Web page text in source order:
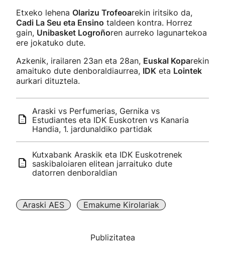
Etxeko lehena Olarizu Trofeoarekin iritsiko da,
Cadi La Seu eta Ensino taldeen kontra. Horrez
gain, Unibasket Logroñoren aurreko lagunartekoa
ere jokatuko dute.
Azkenik, irailaren 23an eta 28an, Euskal Koparekin
amaituko dute denboraldiaurrea, IDK eta Lointek
aurkari dituztela.
Araski vs Perfumerias, Gernika vs
Estudiantes eta IDK Euskotren vs Kanaria
Handia, 1. jardunaldiko partidak
Kutxabank Araskik eta IDK Euskotrenek
saskibaloiaren elitean jarraituko dute
datorren denboraldian
Araski AES Emakume Kirolariak
Publizitatea